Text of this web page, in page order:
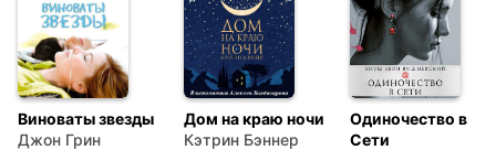
Виноваты звезды
Джон Грин
Дом на краю ночи
Кэтрин Бэннер
Одиночество в
Сети